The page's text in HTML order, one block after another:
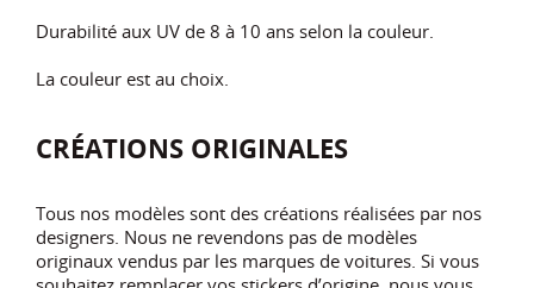
Durabilité aux UV de 8 à 10 ans selon la couleur.
La couleur est au choix.
CRÉATIONS ORIGINALES
Tous nos modèles sont des créations réalisées par nos
designers. Nous ne revendons pas de modèles
originaux vendus par les marques de voitures. Si vous